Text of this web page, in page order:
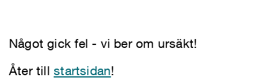
Något gick fel - vi ber om ursäkt!
Åter tillstartsidan!